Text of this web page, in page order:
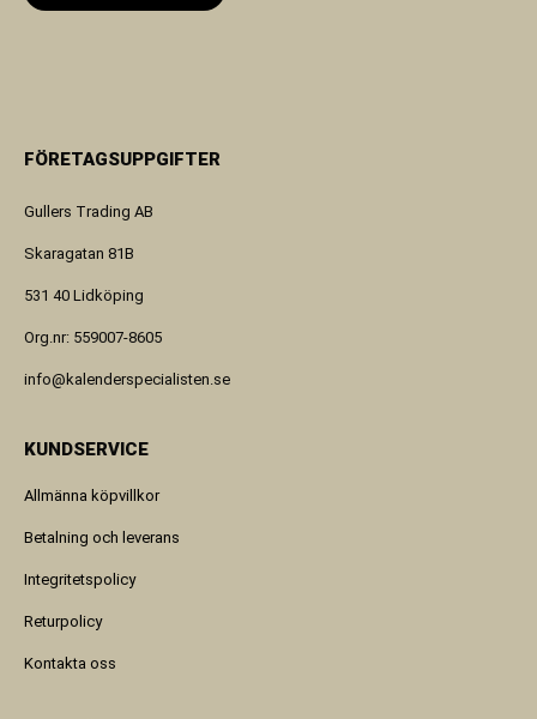
FÖRETAGSUPPGIFTER
Gullers Trading AB
Skaragatan 81B
531 40 Lidköping
Org.nr: 559007-8605
info@kalenderspecialisten.se
KUNDSERVICE
Allmänna köpvillkor
Betalning och leverans
Integritetspolicy
Returpolicy
Kontakta oss